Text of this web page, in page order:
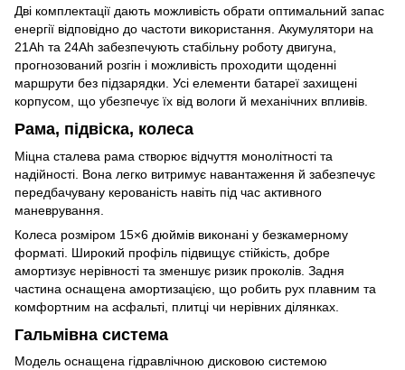
Дві комплектації дають можливість обрати оптимальний запас
енергії відповідно до частоти використання. Акумулятори на
21Ah та 24Ah забезпечують стабільну роботу двигуна,
прогнозований розгін і можливість проходити щоденні
маршрути без підзарядки. Усі елементи батареї захищені
корпусом, що убезпечує їх від вологи й механічних впливів.
Рама, підвіска, колеса
Міцна сталева рама створює відчуття монолітності та
надійності. Вона легко витримує навантаження й забезпечує
передбачувану керованість навіть під час активного
маневрування.
Колеса розміром 15×6 дюймів виконані у безкамерному
форматі. Широкий профіль підвищує стійкість, добре
амортизує нерівності та зменшує ризик проколів. Задня
частина оснащена амортизацією, що робить рух плавним та
комфортним на асфальті, плитці чи нерівних ділянках.
Гальмівна система
Модель оснащена гідравлічною дисковою системою